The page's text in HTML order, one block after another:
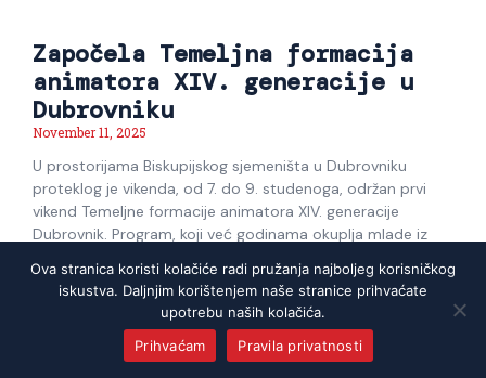
Započela Temeljna formacija
animatora XIV. generacije u
Dubrovniku
November 11, 2025
U prostorijama Biskupijskog sjemeništa u Dubrovniku
proteklog je vikenda, od 7. do 9. studenoga, održan prvi
vikend Temeljne formacije animatora XIV. generacije
Dubrovnik. Program, koji već godinama okuplja mlade iz
sedamdesetak sudionika željnih osobnog i duhovnog rasta
te služenja u Crkvi. Tijekom
Ova stranica koristi kolačiće radi pružanja najboljeg korisničkog
iskustva. Daljnjim korištenjem naše stranice prihvaćate
upotrebu naših kolačića.
Prihvaćam
Pravila privatnosti